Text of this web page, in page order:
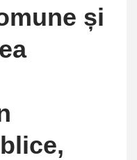
și